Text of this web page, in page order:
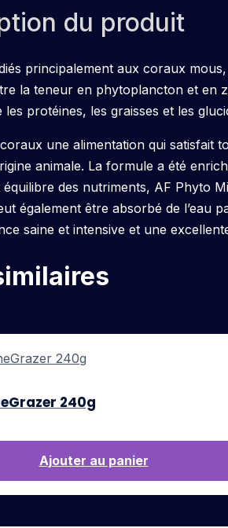
du produit
principalement aux coraux
la teneur en phytoplancton et
les protéines, les graisses et les
une alimentation qui satisfait
animale. La formule a été
équilibre des nutriments, AF Phyto
également être absorbé de l’eau
saine et intensive et une
240g
Ajouter au panier